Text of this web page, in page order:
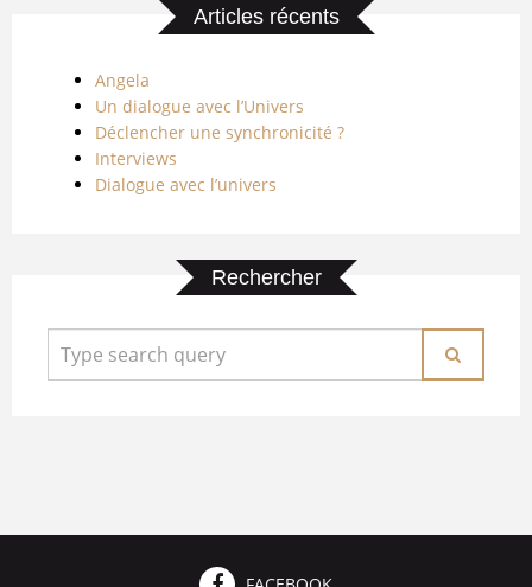
Articles récents
Angela
Un dialogue avec l’Univers
Déclencher une synchronicité ?
Interviews
Dialogue avec l’univers
Rechercher